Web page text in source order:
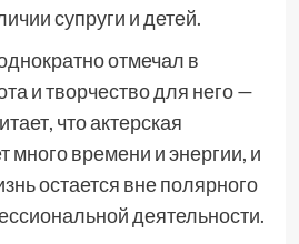
супруги и детей.
отмечал в
и творчество для него —
что актерская
много времени и энергии, и
остается вне полярного
деятельности.